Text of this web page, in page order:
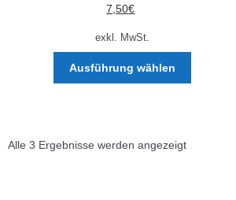
7,50€
exkl. MwSt.
Ausführung wählen
Alle 3 Ergebnisse werden angezeigtNach